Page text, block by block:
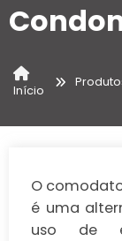
Início
O
é uma
uso de